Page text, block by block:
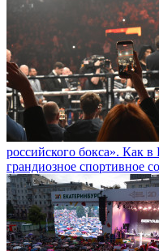
российского бокса». Как
грандиозное спортивное